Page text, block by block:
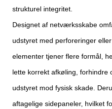
strukturel integritet.
Designet af netværksskabe
udstyret med perforeringer
elementer tjener flere formål,
lette korrekt afkøling, forhindre
udstyret mod fysisk skade.
aftagelige sidepaneler, hvilket